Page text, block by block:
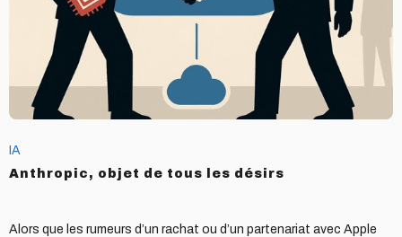
IA
Anthropic, objet de tous les désirs
Alors que les rumeurs d’un rachat ou d’un partenariat avec Apple